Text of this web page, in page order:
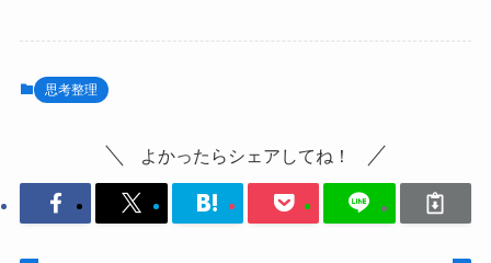
思考整理
よかったらシェアしてね！